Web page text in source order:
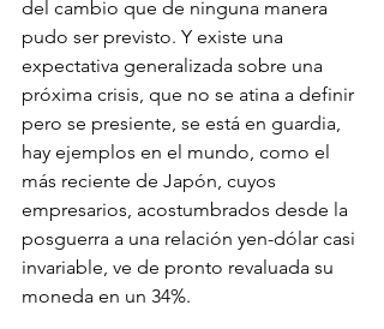
del cambio que de ninguna manera
pudo ser previsto. Y existe una
expectativa generalizada sobre una
próxima crisis, que no se atina a definir
pero se presiente, se está en guardia,
hay ejemplos en el mundo, como el
más reciente de Japón, cuyos
empresarios, acostumbrados desde la
posguerra a una relación yen-dólar casi
invariable, ve de pronto revaluada su
moneda en un 34%.